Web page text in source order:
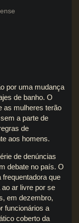
por uma mudança
de banho. O
as mulheres terão
a parte de
de
aos homens.
de denúncias
debate no país. O
que
ar livre por se
em dezembro,
funcionários a
coberto da